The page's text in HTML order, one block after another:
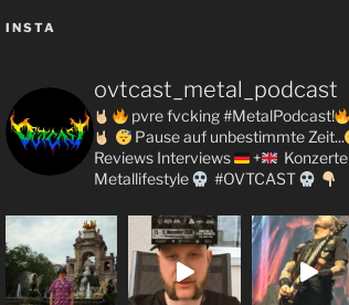
INSTA
ovtcast_metal_podcast
pvre fvcking #MetalPodcast!
Pause auf unbestimmte Zeit...
Reviews Interviews +
Konzerte
Metallifestyle
#OVTCAST